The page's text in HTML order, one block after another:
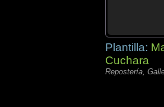
Plantilla:
Cuchara
Repostería,